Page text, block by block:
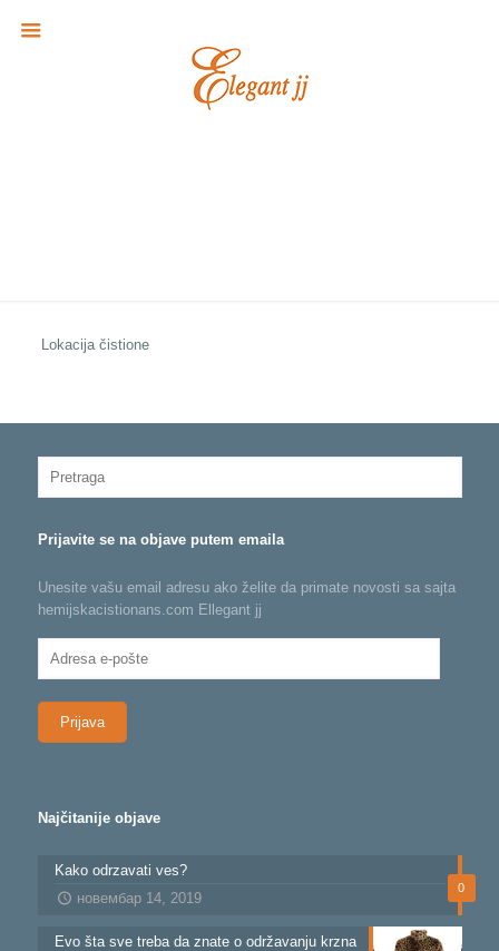
Lokacija čistione
Prijavite se na objave putem emaila
Unesite vašu email adresu ako želite da primate novosti sa sajta
hemijskacistionans.com Ellegant jj
Adresa
Najčitanije objave
0
Kako odrzavati ves?
новембар 14, 2019
Evo šta sve treba da znate o održavanju krzna